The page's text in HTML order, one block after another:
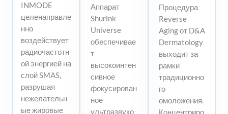
INMODE
целенаправле
нно
воздействует
радиочастотн
ой энергией на
слой SMAS,
разрушая
нежелательн
ые жировые
Аппарат
Shurink
Universe
обеспечивае
т
высокоинтен
сивное
фокусирован
ное
ультразвуко
Процедура
Reverse
Aging от D&A
Dermatology
выходит за
рамки
традиционно
го
омоложения.
Концентриро